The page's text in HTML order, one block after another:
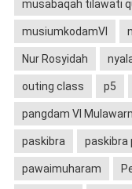
musabaqah tilawati
musiumkodamVI
Nur Rosyidah
outing class p5
pangdam VI
paskibra paskibra
pawaimuharam